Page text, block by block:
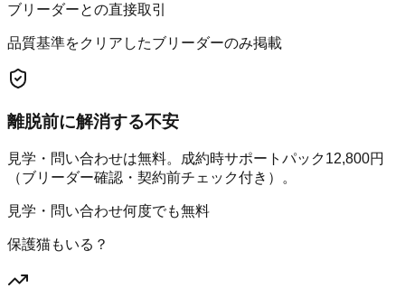
ブリーダーとの直接取引
品質基準をクリアしたブリーダーのみ掲載
離脱前に解消する不安
見学・問い合わせは無料。成約時サポートパック12,800円
（ブリーダー確認・契約前チェック付き）。
見学・問い合わせ何度でも無料
保護猫もいる？